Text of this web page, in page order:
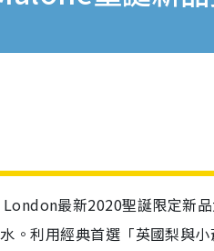
最新2020聖誕限定新
。利用經典首選「英國梨與